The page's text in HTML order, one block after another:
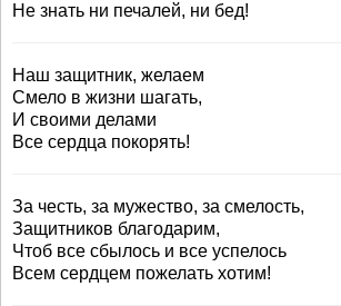
Не знать ни печалей, ни бед!
Наш защитник, желаем
Смело в жизни шагать,
И своими делами
Все сердца покорять!
За честь, за мужество, за смелость,
Защитников благодарим,
Чтоб все сбылось и все успелось
Всем сердцем пожелать хотим!